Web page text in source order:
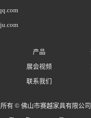
产品
展会视频
联系我们
有 © 佛山市赛越家具有限公司